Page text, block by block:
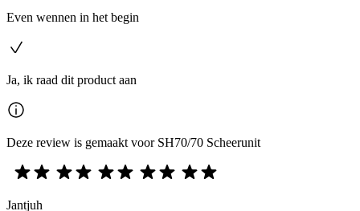
Even wennen in het begin
Ja, ik raad dit product aan
Deze review is gemaakt voor SH70/70 Scheerunit
Jantjuh